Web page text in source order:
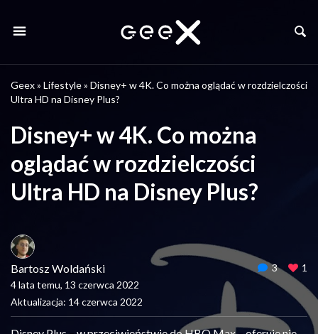
Geex» Lifestyle» Disney+ w 4K. Co można oglądać w rozdzielczości
Ultra HD na Disney Plus?
Disney+ w 4K. Co można
oglądać w rozdzielczości
Ultra HD na Disney Plus?
Bartosz Woldański
4 lata temu, 13 czerwca 2022
Aktualizacja: 14 czerwca 2022
3 1